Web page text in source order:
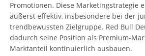
Promotionen. Diese Marketingstrategie
äußerst effektiv, insbesondere bei der
trendbewussten Zielgruppe. Red Bull
dadurch seine Position als Premium-
Marktanteil kontinuierlich ausbauen.